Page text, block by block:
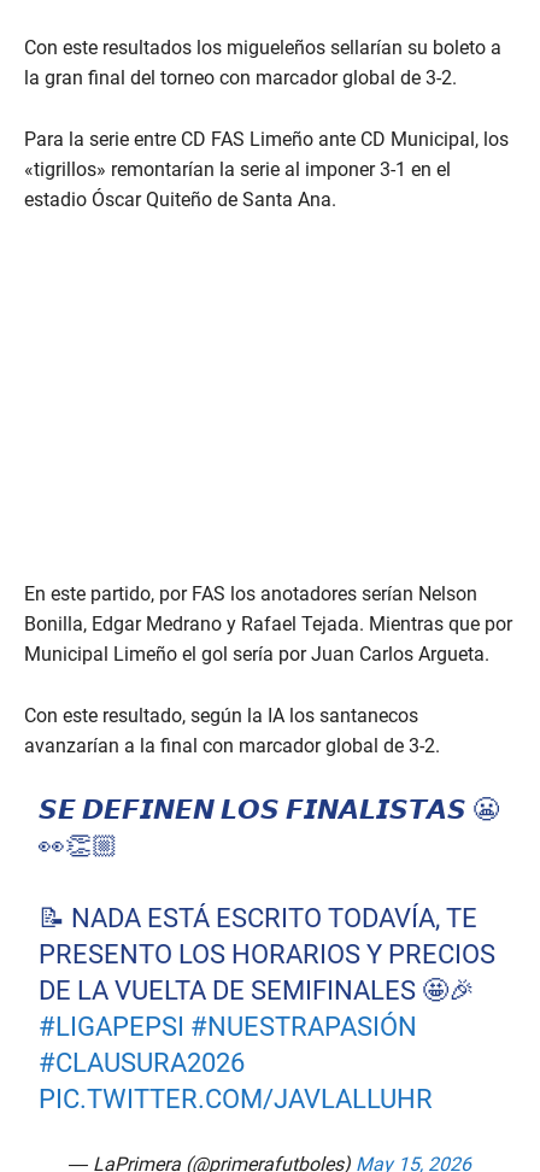
Con este resultados los migueleños sellarían su boleto a
la gran final del torneo con marcador global de 3-2.
Para la serie entre CD FAS Limeño ante CD Municipal, los
«tigrillos» remontarían la serie al imponer 3-1 en el
estadio Óscar Quiteño de Santa Ana.
En este partido, por FAS los anotadores serían Nelson
Bonilla, Edgar Medrano y Rafael Tejada. Mientras que por
Municipal Limeño el gol sería por Juan Carlos Argueta.
Con este resultado, según la IA los santanecos
avanzarían a la final con marcador global de 3-2.
𝙎𝙀 𝘿𝙀𝙁𝙄𝙉𝙀𝙉 𝙇𝙊𝙎 𝙁𝙄𝙉𝘼𝙇𝙄𝙎𝙏𝘼𝙎 😬
👀👏🏼
📝 NADA ESTÁ ESCRITO TODAVÍA, TE
PRESENTO LOS HORARIOS Y PRECIOS
DE LA VUELTA DE SEMIFINALES 🤩🎉
#LIGAPEPSI #NUESTRAPASIÓN
#CLAUSURA2026
PIC.TWITTER.COM/JAVLALLUHR
— LaPrimera (@primerafutboles) May 15, 2026